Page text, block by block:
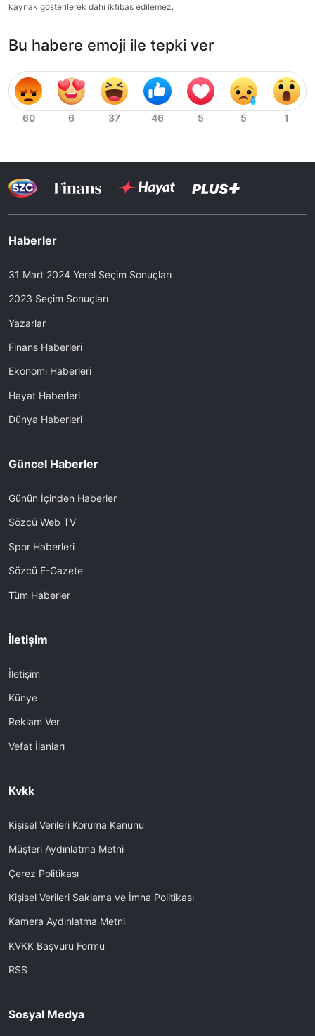
kaynak gösterilerek dahi iktibas edilemez.
Bu habere emoji ile tepki ver
Haberler
31 Mart 2024 Yerel Seçim Sonuçları
2023 Seçim Sonuçları
Yazarlar
Finans Haberleri
Ekonomi Haberleri
Hayat Haberleri
Dünya Haberleri
Güncel Haberler
Günün İçinden Haberler
Sözcü Web TV
Spor Haberleri
Sözcü E-Gazete
Tüm Haberler
İletişim
İletişim
Künye
Reklam Ver
Vefat İlanları
Kvkk
Kişisel Verileri Koruma Kanunu
Müşteri Aydınlatma Metni
Çerez Politikası
Kişisel Verileri Saklama ve İmha Politikası
Kamera Aydınlatma Metni
KVKK Başvuru Formu
RSS
Sosyal Medya